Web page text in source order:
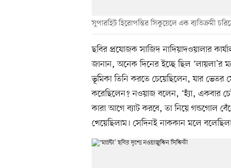
সুপারহিট হিরোপন্তির সিকুয়েলে এক ব্যতিক্রমী
ছবির প্রযোজক সাজিদ নাদিয়াদওয়ালার
জানান, অনেক দিনের ইচ্ছে ছিল
ভূমিকা তিনি করতে চেয়েছিলেন, যার ভেতর
করেছিলেন? নওয়াজ বলেন, ‘হ্যাঁ, একবার
কারা আগে ব্যাট করবে, তা নিয়ে গন্ডগোল
খেয়েছিলাম। সেদিনই নাককান মলে